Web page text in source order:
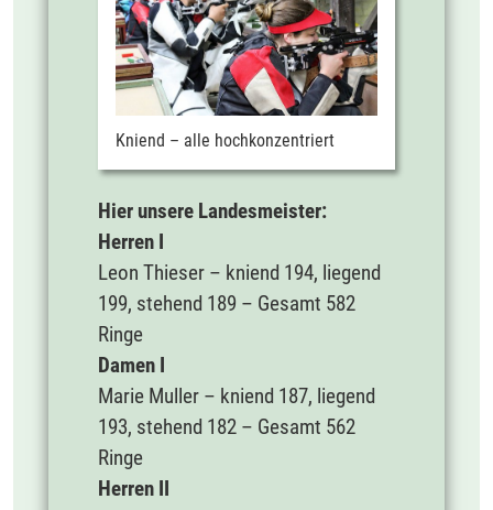
Kniend – alle hochkonzentriert
Hier unsere Landesmeister:
Herren I
Leon Thieser – kniend 194, liegend
199, stehend 189 – Gesamt 582
Ringe
Damen I
Marie Muller – kniend 187, liegend
193, stehend 182 – Gesamt 562
Ringe
Herren II